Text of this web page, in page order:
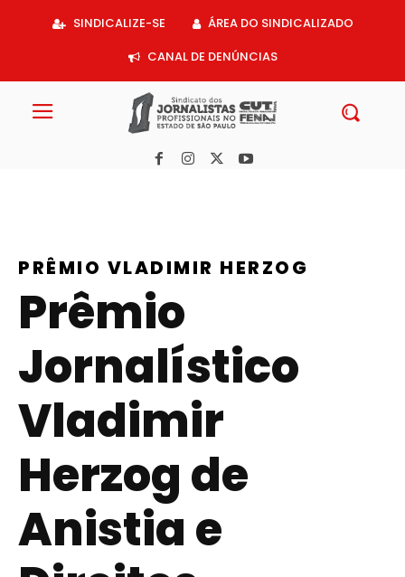
SINDICALIZE-SE
ÁREA DO SINDICALIZADO
CANAL DE DENÚNCIAS
PRÊMIO VLADIMIR HERZOG
Prêmio
Jornalístico
Vladimir
Herzog de
Anistia e